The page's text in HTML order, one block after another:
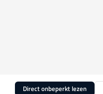
Direct onbeperkt lezen